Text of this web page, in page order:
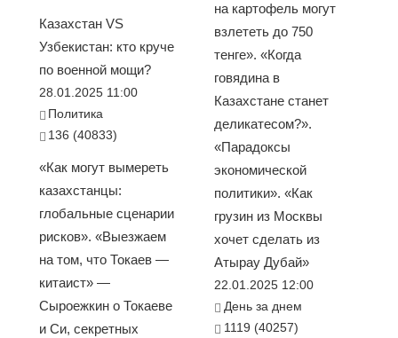
Казахстан VS
Узбекистан: кто круче
по военной мощи?
28.01.2025 11:00
Политика
136 (40833)
«Как могут вымереть
казахстанцы:
глобальные сценарии
рисков». «Выезжаем
на том, что Токаев —
китаист» —
Сыроежкин о Токаеве
и Си, секретных
на картофель могут
взлететь до 750
тенге». «Когда
говядина в
Казахстане станет
деликатесом?».
«Парадоксы
экономической
политики». «Как
грузин из Москвы
хочет сделать из
Атырау Дубай»
22.01.2025 12:00
День за днем
1119 (40257)